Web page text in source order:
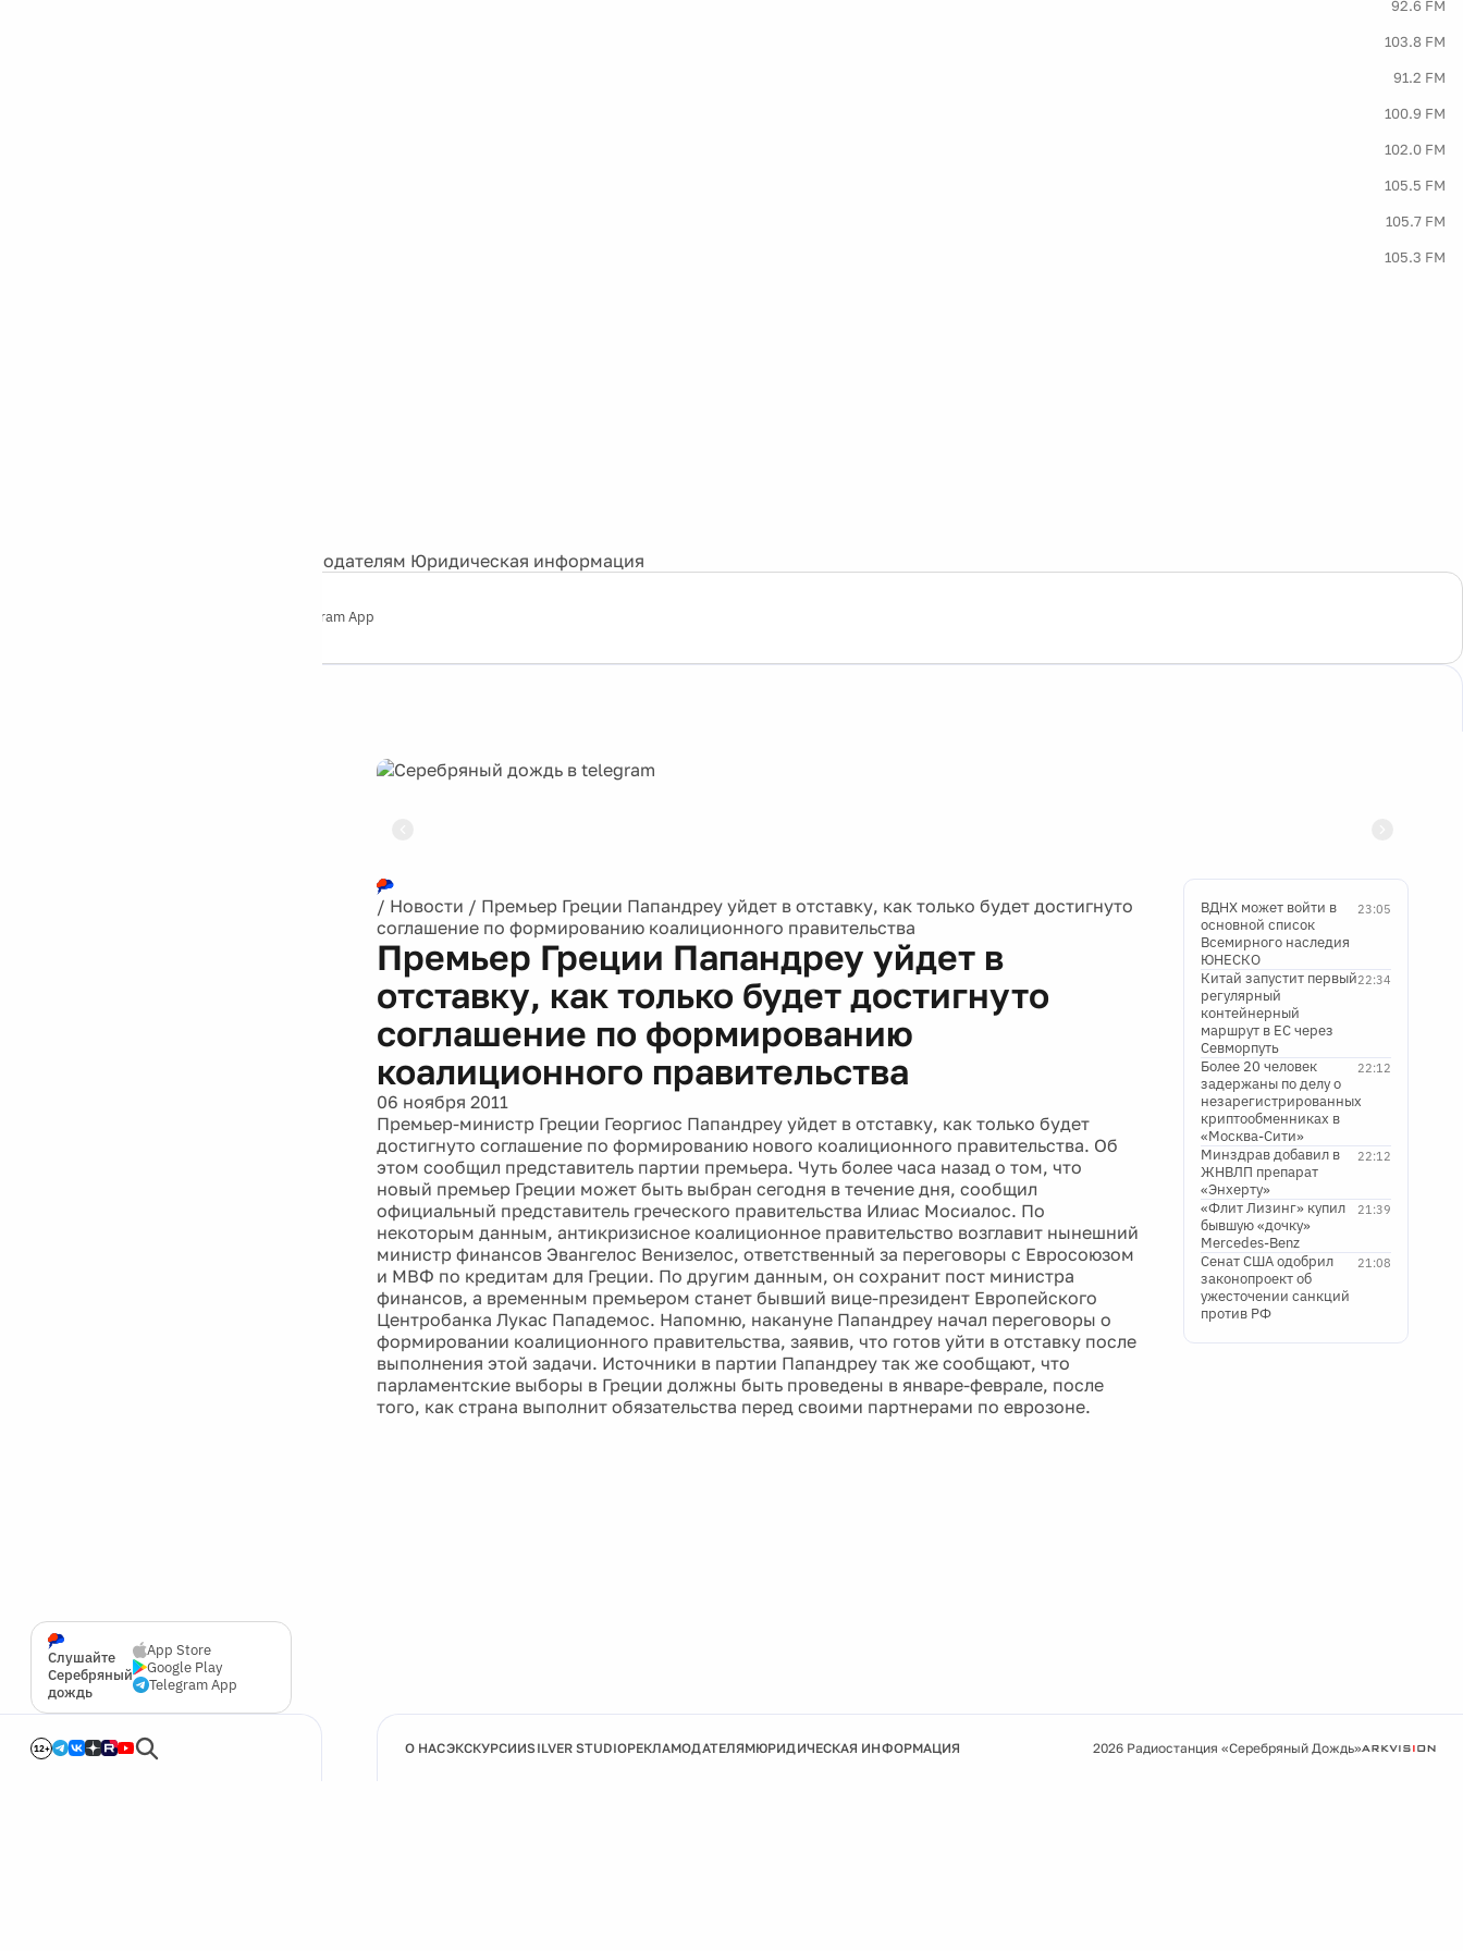
92.6 FM
103.8 FM
91.2 FM
100.9 FM
102.0 FM
105.5 FM
105.7 FM
105.3 FM
Рекламодателям Юридическая информация
Telegram App
Слушайте
Серебряный
дождь
App Store
Google Play
Telegram App
12+
/ Новости / Премьер Греции Папандреу уйдет в отставку, как только будет достигнуто
соглашение по формированию коалиционного правительства
Премьер Греции Папандреу уйдет в
отставку, как только будет достигнуто
соглашение по формированию
коалиционного правительства
06 ноября 2011
Премьер-министр Греции Георгиос Папандреу уйдет в отставку, как только будет
достигнуто соглашение по формированию нового коалиционного правительства. Об
этом сообщил представитель партии премьера. Чуть более часа назад о том, что
новый премьер Греции может быть выбран сегодня в течение дня, сообщил
официальный представитель греческого правительства Илиас Мосиалос. По
некоторым данным, антикризисное коалиционное правительство возглавит нынешний
министр финансов Эвангелос Венизелос, ответственный за переговоры с Евросоюзом
и МВФ по кредитам для Греции. По другим данным, он сохранит пост министра
финансов, а временным премьером станет бывший вице-президент Европейского
Центробанка Лукас Пападемос. Напомню, накануне Папандреу начал переговоры о
формировании коалиционного правительства, заявив, что готов уйти в отставку после
выполнения этой задачи. Источники в партии Папандреу так же сообщают, что
парламентские выборы в Греции должны быть проведены в январе-феврале, после
того, как страна выполнит обязательства перед своими партнерами по еврозоне.
23:05
ВДНХ может войти в
основной список
Всемирного наследия
ЮНЕСКО
22:34
Китай запустит первый
регулярный
контейнерный
маршрут в ЕС через
Севморпуть
22:12
Более 20 человек
задержаны по делу о
незарегистрированных
криптообменниках в
«Москва-Сити»
22:12
Минздрав добавил в
ЖНВЛП препарат
«Энхерту»
21:39
«Флит Лизинг» купил
бывшую «дочку»
Mercedes-Benz
21:08
Сенат США одобрил
законопроект об
ужесточении санкций
против РФ
О НАСЭКСКУРСИИSILVER STUDIOРЕКЛАМОДАТЕЛЯМЮРИДИЧЕСКАЯ ИНФОРМАЦИЯ 2026 Радиостанция «Серебряный Дождь»